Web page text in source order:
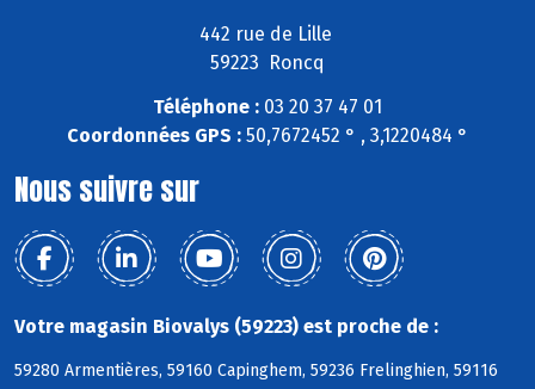
442 rue de Lille
59223 Roncq
Téléphone : 03 20 37 47 01
Coordonnées GPS : 50,7672452 ° , 3,1220484 °
Nous suivre sur
Votre magasin Biovalys (59223) est proche de :
59280 Armentières, 59160 Capinghem, 59236 Frelinghien, 59116